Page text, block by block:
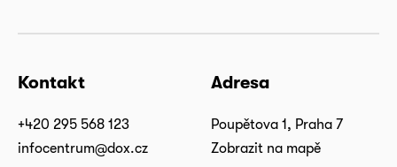
Kontakt
+420 295 568 123
infocentrum@dox.cz
Adresa
Poupětova 1, Praha 7
Zobrazit na mapě